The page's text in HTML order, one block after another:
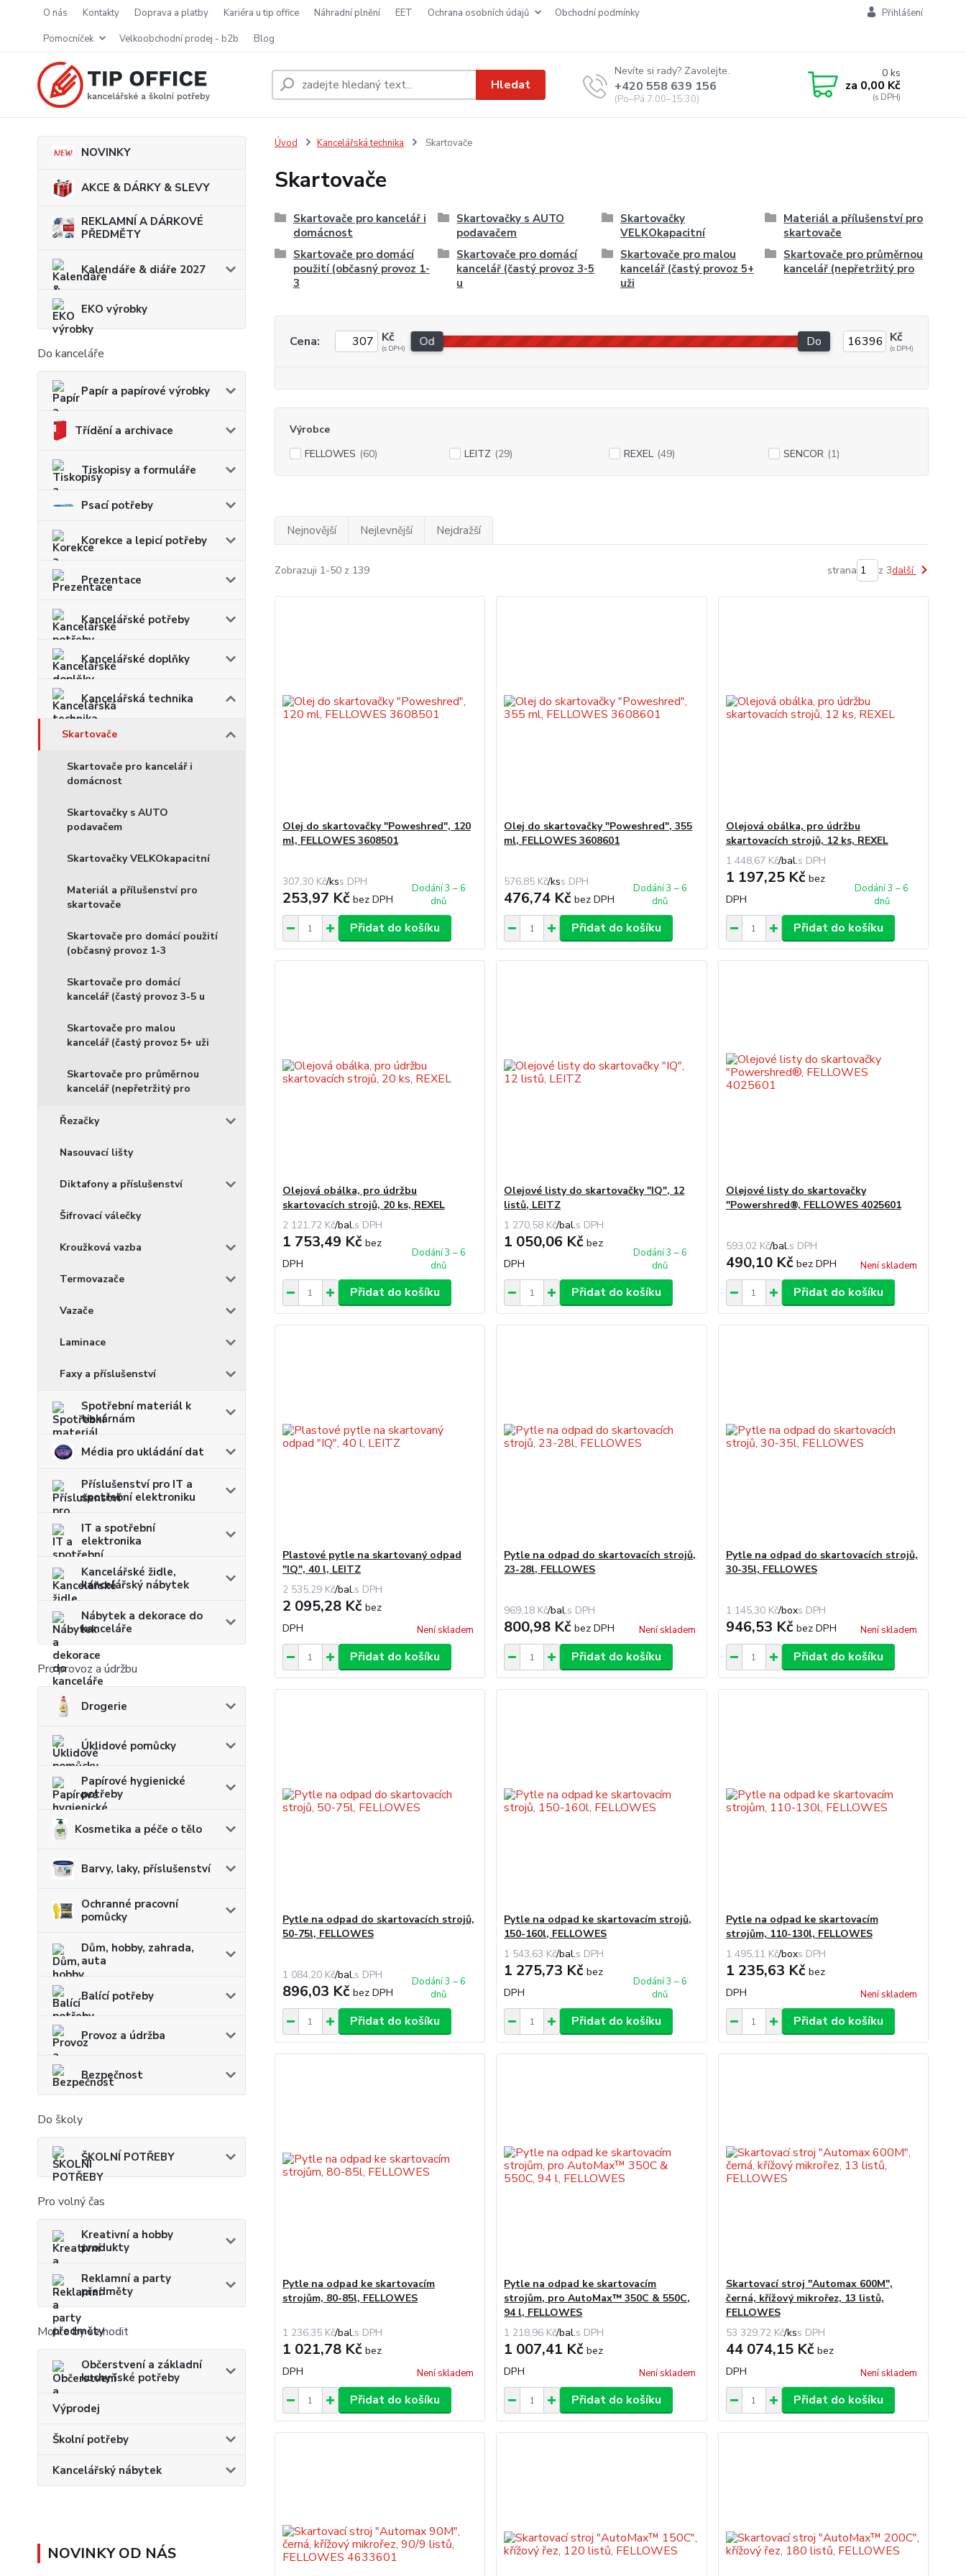
o nás kontakty doprava a platby kariéra u tip office náhradní plnění EET ochrana osobních údajů
obchodní podmínky
pomocníček
velkoobchodní prodej - b2b blog
Přihlášení
Hledat
Nevíte si rady? Zavolejte.
+420 558 639 156
(Po–Pá 7:00–15:30)
0ks
za 0,00 Kč
NOVINKY
AKCE & DÁRKY & SLEVY
REKLAMNÍ A DÁRKOVÉ
PŘEDMĚTY
Kalendáře & diáře 2027
EKO výrobky
Do kanceláře
Papír a papírové výrobky
Třídění a archivace
Tiskopisy a formuláře
Psací potřeby
Korekce a lepicí potřeby
Prezentace
Kancelářské potřeby
Kancelářské doplňky
Kancelářská technika
Skartovače
Skartovače pro kancelář i
domácnost
Skartovačky s AUTO
podavačem
Skartovačky VELKOkapacitní
Materiál a přílušenství pro
skartovače
Skartovače pro domácí použití
(občasný provoz 1-3
Skartovače pro domácí
kancelář (častý provoz 3-5 u
Skartovače pro malou
kancelář (častý provoz 5+ uži
Skartovače pro průměrnou
kancelář (nepřetržitý pro
Řezačky
Nasouvací lišty
Diktafony a příslušenství
Šifrovací válečky
Kroužková vazba
Termovazače
Vazače
Laminace
Faxy a příslušenství
Spotřební materiál k
tiskárnám
Média pro ukládání dat
Příslušenství pro IT a
spotřební elektroniku
IT a spotřební
elektronika
Kancelářské židle,
kancelářský nábytek
Nábytek a dekorace do
kanceláře
Pro provoz a údržbu
Drogerie
Úklidové pomůcky
Papírové hygienické
potřeby
Kosmetika a péče o tělo
Barvy, laky, příslušenství
Ochranné pracovní
pomůcky
Dům, hobby, zahrada,
auta
Balící potřeby
Provoz a údržba
Bezpečnost
Do školy
ŠKOLNÍ POTŘEBY
Pro volný čas
Kreativní a hobby
produkty
Reklamní a party
předměty
Mohlo by se hodit
Občerstvení a základní
kuchyňské potřeby
Výprodej
Školní potřeby
Kancelářský nábytek
NOVINKY OD NÁS
Úvod Kancelářská technika Skartovače
Skartovače
Skartovače pro kancelář i
domácnost
Skartovačky s AUTO
podavačem
Skartovačky
VELKOkapacitní
Materiál a přílušenství pro
skartovače
Skartovače pro domácí
použití (občasný provoz 1-
3
Skartovače pro domácí
kancelář (častý provoz 3-5
u
Skartovače pro malou
kancelář (častý provoz 5+
uži
Skartovače pro průměrnou
kancelář (nepřetržitý pro
Cena: Kč Od Do Kč
Výrobce
FELLOWES (60) LEITZ (29) REXEL (49) SENCOR (1)
Nejnovější Nejlevnější Nejdražší
Zobrazuji 1-50 z 139 strana z 3další
Olej do skartovačky "Poweshred", 120
ml, FELLOWES 3608501
307,30 Kč/ks
253,97 Kč bez DPH
Dodání 3 – 6
dnů
Přidat do košíku
Olej do skartovačky "Poweshred", 355
ml, FELLOWES 3608601
576,85 Kč/ks
476,74 Kčbez DPH
Dodání 3 – 6
dnů
Přidat do košíku
Olejová obálka, pro údržbu
skartovacích strojů, 12 ks, REXEL
1 448,67 Kč/bal.
1 197,25 Kč bez
DPH
Dodání 3 – 6
dnů
Přidat do košíku
Olejová obálka, pro údržbu
skartovacích strojů, 20 ks, REXEL
2 121,72 Kč/bal.
1 753,49 Kč bez
DPH
Dodání 3 – 6
dnů
Přidat do košíku
Olejové listy do skartovačky "IQ", 12
listů, LEITZ
1 270,58 Kč/bal.
1 050,06 Kčbez
DPH
Dodání 3 – 6
dnů
Přidat do košíku
Olejové listy do skartovačky
"Powershred®, FELLOWES 4025601
593,02 Kč/bal.
490,10 Kč bez DPH Není skladem
Přidat do košíku
Plastové pytle na skartovaný odpad
"IQ", 40 l, LEITZ
2 535,29 Kč/bal.
2 095,28 Kč bez
DPH
Není skladem
Přidat do košíku
Pytle na odpad do skartovacích strojů,
23-28l, FELLOWES
969,18 Kč/bal.
800,98 Kčbez DPH Není skladem
Přidat do košíku
Pytle na odpad do skartovacích strojů,
30-35l, FELLOWES
1 145,30 Kč/box
946,53 Kč bez DPH Není skladem
Přidat do košíku
Pytle na odpad do skartovacích strojů,
50-75l, FELLOWES
1 084,20 Kč/bal.
896,03 Kč bez DPH
Dodání 3 – 6
dnů
Přidat do košíku
Pytle na odpad ke skartovacím strojů,
150-160l, FELLOWES
1 543,63 Kč/bal.
1 275,73 Kčbez
DPH
Dodání 3 – 6
dnů
Přidat do košíku
Pytle na odpad ke skartovacím
strojům, 110-130l, FELLOWES
1 495,11 Kč/box
1 235,63 Kč bez
DPH
Není skladem
Přidat do košíku
Pytle na odpad ke skartovacím
strojům, 80-85l, FELLOWES
1 236,35 Kč/bal.
1 021,78 Kč bez
DPH
Není skladem
Přidat do košíku
Pytle na odpad ke skartovacím
strojům, pro AutoMax™ 350C & 550C,
94 l, FELLOWES
1 218,96 Kč/bal.
1 007,41 Kčbez
DPH
Není skladem
Přidat do košíku
Skartovací stroj "Automax 600M",
černá, křížový mikrořez, 13 listů,
FELLOWES
53 329,72 Kč/ks
44 074,15 Kč bez
DPH
Není skladem
Přidat do košíku